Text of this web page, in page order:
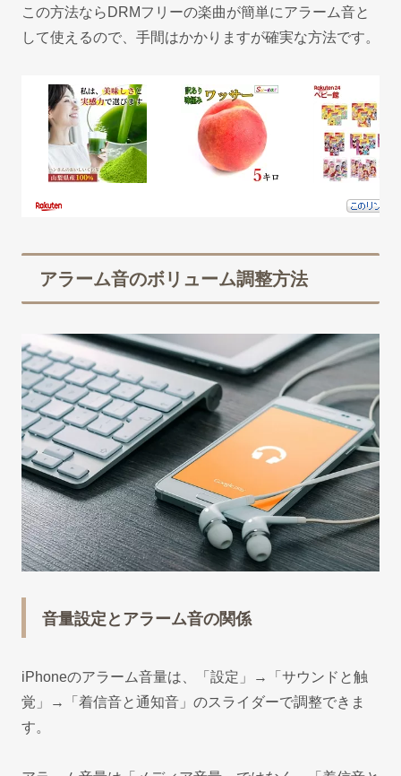
この方法ならDRMフリーの楽曲が簡単にアラーム音と
して使えるので、手間はかかりますが確実な方法です。
アラーム音のボリューム調整方法
音量設定とアラーム音の関係
iPhoneのアラーム音量は、「設定」→「サウンドと触
覚」→「着信音と通知音」のスライダーで調整できま
す。